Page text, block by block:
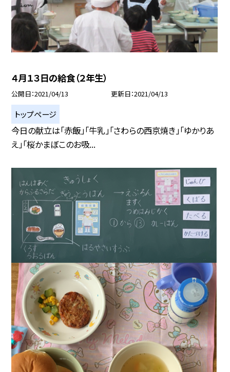
４月１３日の給食（２年生）
公開日 2021/04/13 更新日 2021/04/13
トップページ
今日の献立は「赤飯」「牛乳」「さわらの西京焼き」「ゆかりあ
え」「桜かまぼこのお吸...